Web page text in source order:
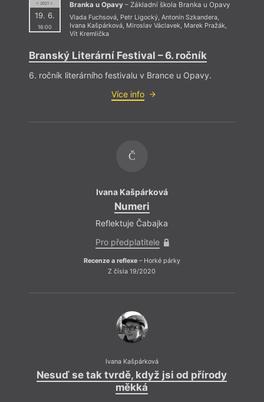
= 2021 =
19. 6.
16:00
Branka u Opavy– Základní škola Branka u Opavy
Vlada Fuchsová, Petr Ligocký, Antonín Szkandera,
Ivana Kašpárková, Miroslav Václavek, Marek Pražák,
Vít Kremlička
Branský Literární Festival – 6. ročník
6. ročník literárního festivalu v Brance u Opavy.
Více info
Č
Ivana Kašpárková
Numeri
Reflektuje Čabajka
Pro předplatitele
Recenze a reflexe– Horké párky
Z čísla 19/2020
Ivana Kašpárková
Nesuď se tak tvrdě, když jsi od přírody
měkká